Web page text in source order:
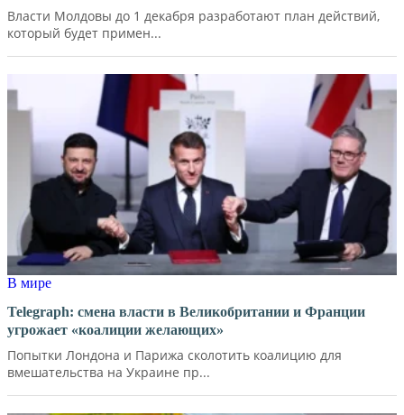
Власти Молдовы до 1 декабря разработают план действий,
который будет примен...
В мире
Telegraph: смена власти в Великобритании и Франции
угрожает «коалиции желающих»
Попытки Лондона и Парижа сколотить коалицию для
вмешательства на Украине пр...